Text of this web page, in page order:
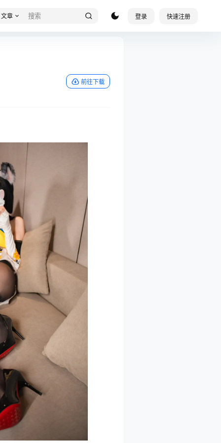
文章 登录 快速注册
前往下载